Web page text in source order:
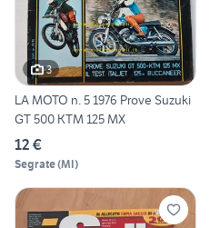
3
LA MOTO n. 5 1976 Prove Suzuki
GT 500 KTM 125 MX
12 €
Segrate(MI)